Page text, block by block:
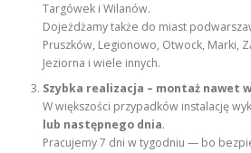
Targówek i Wilanów.
Dojeżdżamy także do miast
Pruszków, Legionowo, Otwock, Marki,
Jeziorna i wiele innych.
Szybka realizacja – montaż nawet
W większości przypadków instalację
lub następnego dnia.
Pracujemy 7 dni w tygodniu — bo